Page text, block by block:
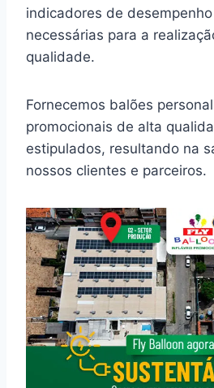
indicadores de
necessárias para a
qualidade.
Fornecemos balões
promocionais de alta
estipulados, resultando na
nossos clientes e parceiros.